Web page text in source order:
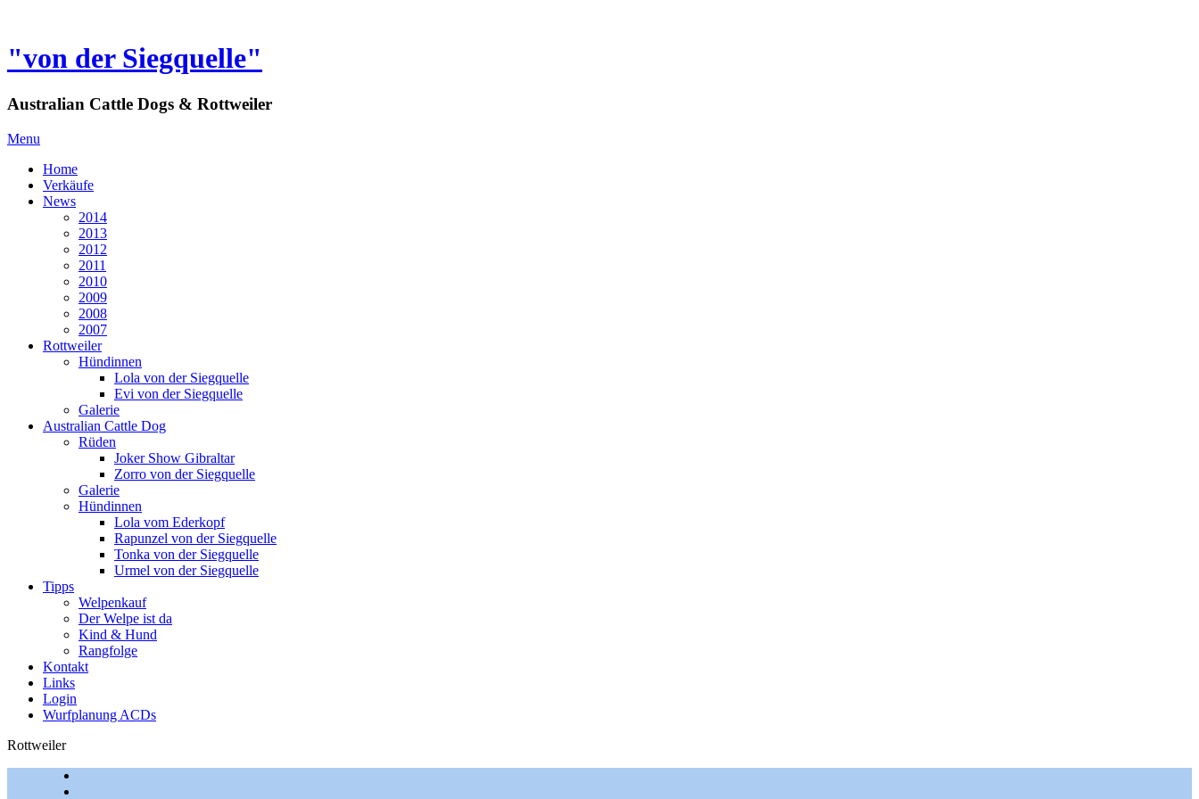
"von der Siegquelle"
Australian Cattle Dogs & Rottweiler
Menu
Home
Verkäufe
News
2014
2013
2012
2011
2010
2009
2008
2007
Rottweiler
Hündinnen
Lola von der Siegquelle
Evi von der Siegquelle
Galerie
Australian Cattle Dog
Rüden
Joker Show Gibraltar
Zorro von der Siegquelle
Galerie
Hündinnen
Lola vom Ederkopf
Rapunzel von der Siegquelle
Tonka von der Siegquelle
Urmel von der Siegquelle
Tipps
Welpenkauf
Der Welpe ist da
Kind & Hund
Rangfolge
Kontakt
Links
Login
Wurfplanung ACDs
Rottweiler